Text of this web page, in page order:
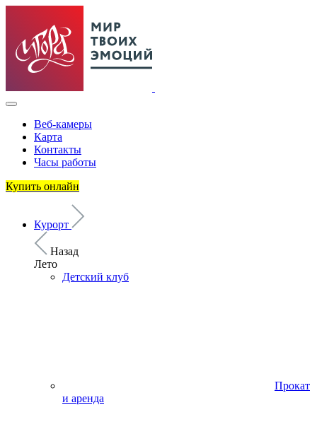
Веб-камеры
Карта
Контакты
Часы работы
Купить онлайн
Курорт
Назад
Лето
Детский клуб
Прокат
и аренда